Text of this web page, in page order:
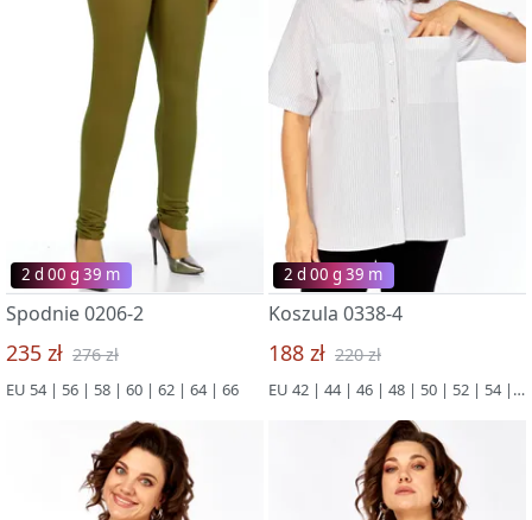
2 d 00 g 39 m
Spodnie 0206-2
235 zł 276 zł
EU 54 | 56 | 58 | 60 | 62 | 64 | 66
2 d 00 g 39 m
Koszula 0338-4
188 zł 220 zł
EU 42 | 44 | 46 | 48 | 50 | 52 | 54 | 56 | 58 | 60 | 62 | 64 | 66